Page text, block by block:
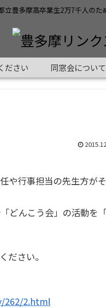
立豊多摩高卒業生2万7千人のた
ださい 同窓会について
や行事担当の先生方が
どんこう会」の活動を
ださい。
262/2.html